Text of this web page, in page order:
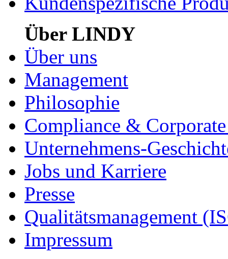
Über LINDY
Über uns
Management
Philosophie
Compliance &
Unternehmens-
Jobs und Karriere
Presse
Qualitätsmanagement
Impressum